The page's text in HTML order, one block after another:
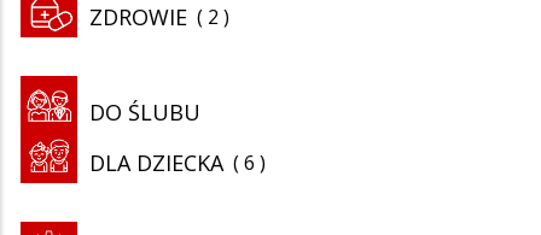
ZDROWIE 2
DO ŚLUBU
6
DLA DZIECKA